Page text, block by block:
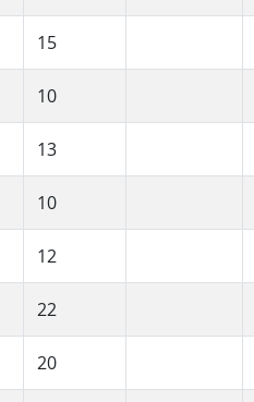
15
10
13
10
12
22
20